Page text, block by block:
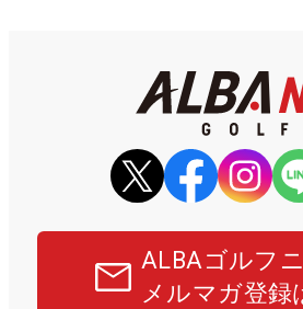
ALBAゴルフ
メルマガ登録